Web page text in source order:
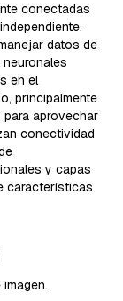
conectadas
datos de
en el
principalmente
aprovechar
conectividad
y capas
características